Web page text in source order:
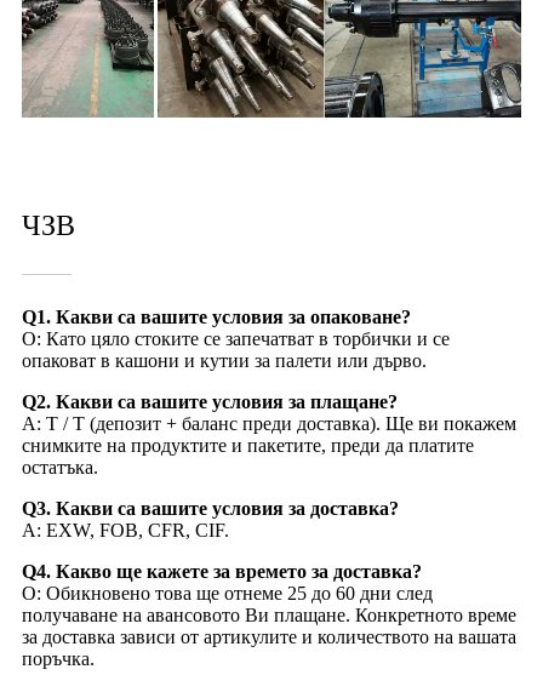
ЧЗВ
Q1. Какви са вашите условия за опаковане?
О: Като цяло стоките се запечатват в торбички и се
опаковат в кашони и кутии за палети или дърво.
Q2. Какви са вашите условия за плащане?
A: T / T (депозит + баланс преди доставка). Ще ви покажем
снимките на продуктите и пакетите, преди да платите
остатъка.
Q3. Какви са вашите условия за доставка?
A: EXW, FOB, CFR, CIF.
Q4. Какво ще кажете за времето за доставка?
О: Обикновено това ще отнеме 25 до 60 дни след
получаване на авансовото Ви плащане. Конкретното време
за доставка зависи от артикулите и количеството на вашата
поръчка.